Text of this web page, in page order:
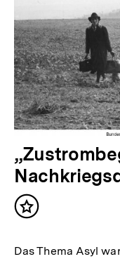
Inhalt
Das Thema Asyl